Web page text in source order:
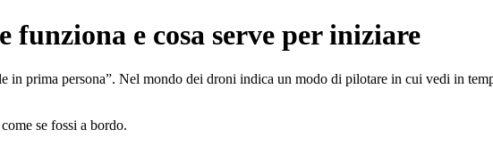
funziona e cosa serve per iniziare
in prima persona”. Nel mondo dei droni indica un modo di pilotare in cui vedi in
se fossi a bordo.